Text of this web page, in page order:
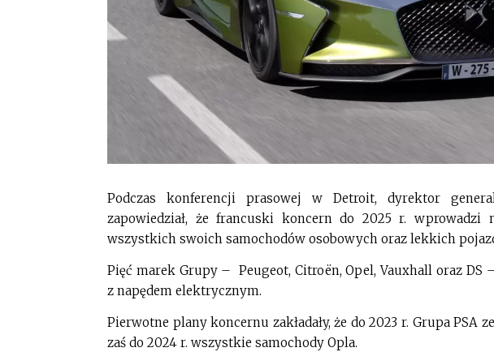
Podczas konferencji prasowej w Detroit, dyrektor
zapowiedział, że francuski koncern do 2025 r. wprowadzi
wszystkich swoich samochodów osobowych oraz lekkich
Pięć marek Grupy – Peugeot, Citroën, Opel, Vauxhall oraz DS
z napędem elektrycznym.
Pierwotne plany koncernu zakładały, że do 2023 r. Grupa PSA
zaś do 2024 r. wszystkie samochody Opla.